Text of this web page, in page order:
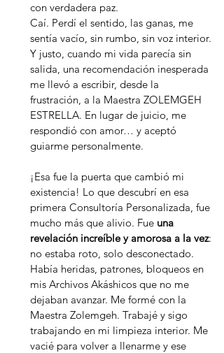
con verdadera paz.
Caí. Perdí el sentido, las ganas, me
sentía vacío, sin rumbo, sin voz interior.
Y justo, cuando mi vida parecía sin
salida, una recomendación inesperada
me llevó a escribir, desde la
frustración, a la Maestra ZOLEMGEH
ESTRELLA. En lugar de juicio, me
respondió con amor… y aceptó
guiarme personalmente.
¡Esa fue la puerta que cambió mi
existencia! Lo que descubrí en esa
primera Consultoría Personalizada, fue
mucho más que alivio. Fue una
revelación increíble y amorosa a la vez:
no estaba roto, solo desconectado.
Había heridas, patrones, bloqueos en
mis Archivos Akáshicos que no me
dejaban avanzar. Me formé con la
Maestra Zolemgeh. Trabajé y sigo
trabajando en mi limpieza interior. Me
vacié para volver a llenarme y ese